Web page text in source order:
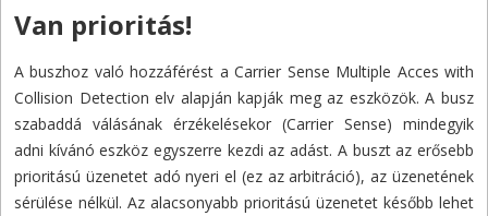
Van prioritás!
A buszhoz való hozzáférést a Carrier Sense Multiple Acces with
Collision Detection elv alapján kapják meg az eszközök. A busz
szabaddá válásának érzékelésekor (Carrier Sense) mindegyik
adni kívánó eszköz egyszerre kezdi az adást. A buszt az erősebb
prioritású üzenetet adó nyeri el (ez az arbitráció), az üzenetének
sérülése nélkül. Az alacsonyabb prioritású üzenetet később lehet